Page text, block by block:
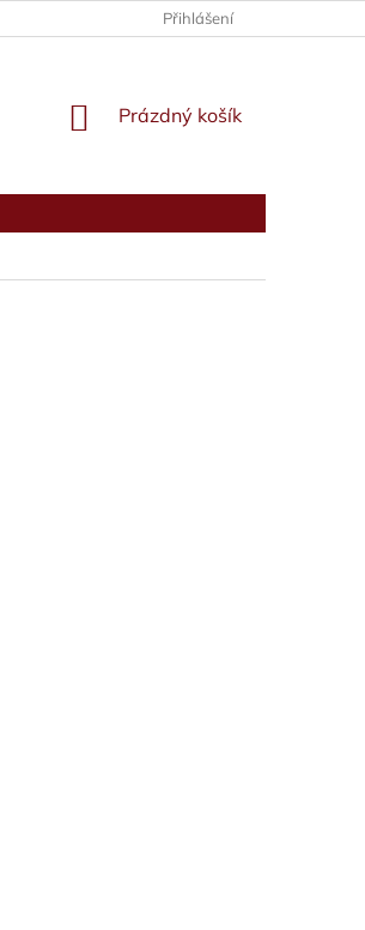
Přihlášení
NÁKUPNÍ
Prázdný košík